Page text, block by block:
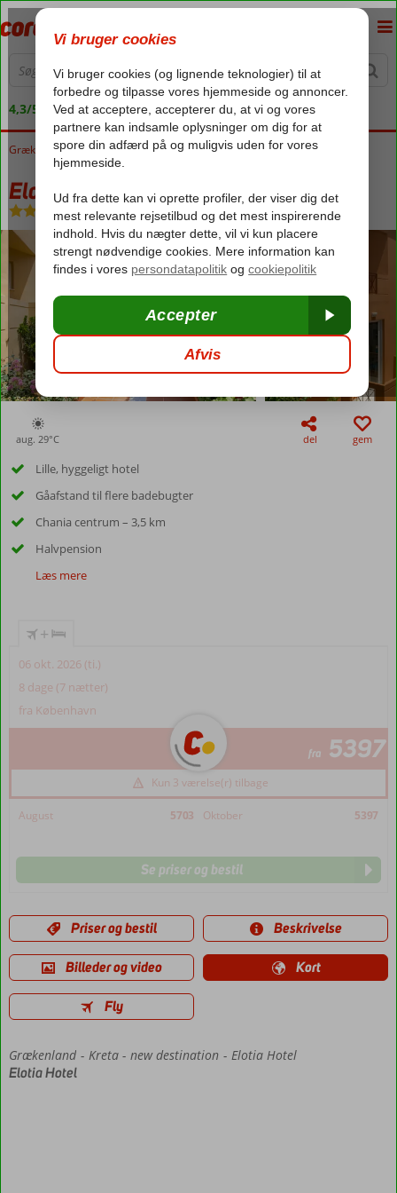
4,3/5 på Trustpilot
Forside
Grækenland Kreta new destination Elotia Hotel
Elotia Hotel
Halvpension-Hotel
aug. 29°C del gem
Lille, hyggeligt hotel
Gåafstand til flere badebugter
Chania centrum – 3,5 km
Halvpension
Læs mere
+
06 okt. 2026 (ti.)
8 dage (7 nætter)
fra København
fra 5397
Kun 3 værelse(r) tilbage
August 5703 Oktober 5397
Se priser og bestil
Priser og bestil Beskrivelse
Billeder og video Kort
Fly
Forside
Grækenland Kreta new destination
Elotia Hotel
Elotia Hotel